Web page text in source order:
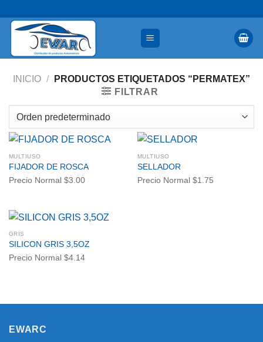
INICIO /
PRODUCTOS ETIQUETADOS “PERMATEX”
FILTRAR
MULTIUSO
FIJADOR DE ROSCA
Precio Normal $3.00
MULTIUSO
SELLADOR
Precio Normal $1.75
GRIS
SILICON GRIS 3,5OZ
Precio Normal $4.14
EWARC